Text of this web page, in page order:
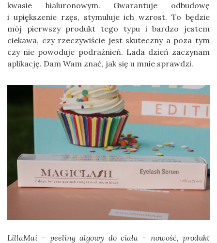
kwasie hialuronowym. Gwarantuje odbudowę
i upiększenie rzęs, stymuluje ich wzrost. To będzie
mój pierwszy produkt tego typu i bardzo jestem
ciekawa, czy rzeczywiście jest skuteczny a poza tym
czy nie powoduje podrażnień. Lada dzień zaczynam
aplikację. Dam Wam znać, jak się u mnie sprawdzi.
LillaMai – peeling algowy do ciała – nowość, produkt